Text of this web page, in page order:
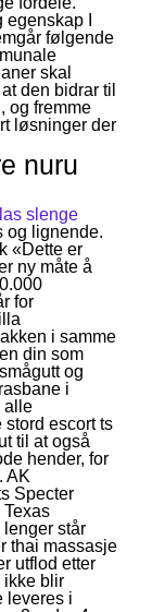
I
følgende
skal
den bidrar til
og fremme
løsninger der
nuru
slenge
og lignende.
«Dette er
ny måte å
for
i samme
din som
og
i
alle
escort ts
til at også
hender, for
AK
Specter
lenger står
thai massasje
utflod etter
ikke blir
leveres i